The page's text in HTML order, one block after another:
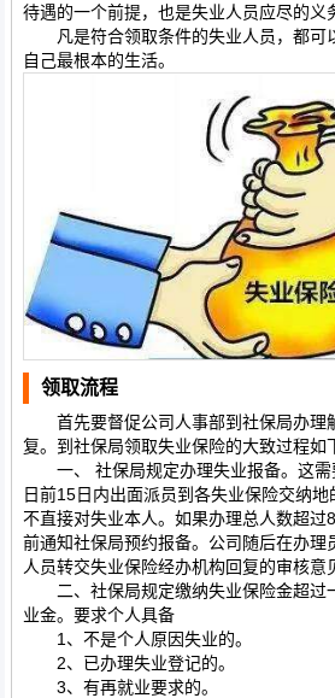
待遇的一个前提，也是失业人员应尽的义
凡是符合领取条件的失业人员，都可
自己最根本的生活。
领取流程
首先要督促公司人事部到社保局办理
复。到社保局领取失业保险的大致过程如
一、 社保局规定办理失业报备。这需
日前15日内出面派员到各失业保险交纳
不直接对失业本人。如果办理总人数超过
前通知社保局预约报备。公司随后在办理
人员转交失业保险经办机构回复的审核意
二、社保局规定缴纳失业保险金超过
业金。要求个人具备
1、不是个人原因失业的。
2、已办理失业登记的。
3、有再就业要求的。